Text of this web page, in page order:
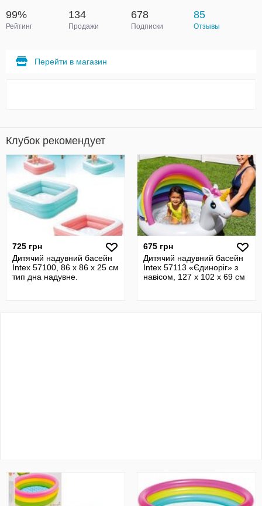
99%
Рейтинг
134
Продажи
678
Подписки
85
Отзывы
Перейти в магазин
Клубок рекомендует
725 грн
Дитячий надувний басейн
Intex 57100, 86 х 86 х 25 см
тип дна надувне.
675 грн
Дитячий надувний басейн
Intex 57113 «Єдиноріг» з
навісом, 127 х 102 х 69 см